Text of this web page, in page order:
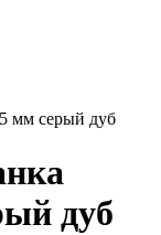
мм серый дуб
дуб